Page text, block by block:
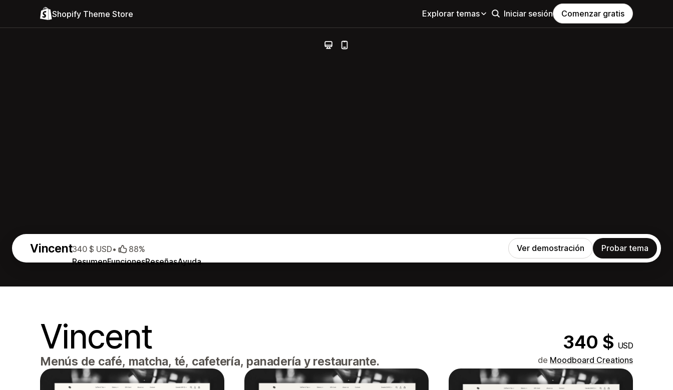
Shopify Theme Store Explorar temas Iniciar sesión Comenzar gratis
Vincent
ResumenFuncionesReseñasAyuda
340 $ USD• 88% Ver demostración Probar tema
Vincent 340 $ USD
Menús de café, matcha, té, cafetería, panadería y restaurante. de Moodboard Creations